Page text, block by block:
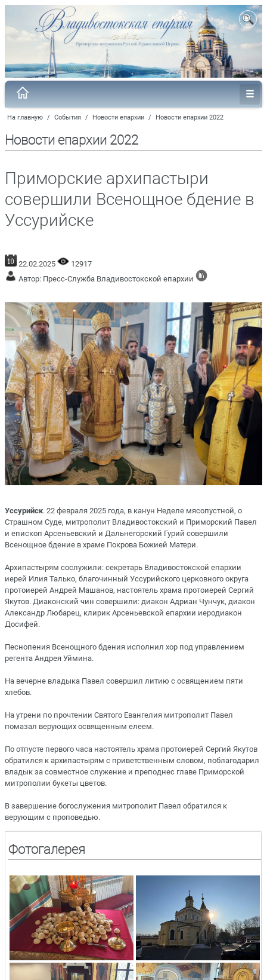
На главную / События / Новости епархии / Новости епархии 2022
Новости епархии 2022
Приморские архипастыри
совершили Всенощное бдение в
Уссурийске
22.02.2025
12917
Автор: Пресс-Служба Владивостокской епархии
Уссурийск. 22 февраля 2025 года, в канун Неделе мясопустной, о
Страшном Суде, митрополит Владивостокский и Приморский Павел
и епископ Арсеньевский и Дальнегорский Гурий совершили
Всенощное бдение в храме Покрова Божией Матери.
Архипастырям сослужили: секретарь Владивостокской епархии
иерей Илия Талько, благочинный Уссурийского церковного округа
протоиерей Андрей Машанов, настоятель храма протоиерей Сергий
Якутов. Диаконский чин совершили: диакон Адриан Чунчук, диакон
Александр Любарец, клирик Арсеньевской епархии иеродиакон
Досифей.
Песнопения Всенощного бдения исполнил хор под управлением
регента Андрея Уймина.
На вечерне владыка Павел совершил литию с освящением пяти
хлебов.
На утрени по прочтении Святого Евангелия митрополит Павел
помазал верующих освященным елеем.
По отпусте первого часа настоятель храма протоиерей Сергий Якутов
обратился к архипастырям с приветственным словом, поблагодарил
владык за совместное служение и преподнес главе Приморской
митрополии букеты цветов.
В завершение богослужения митрополит Павел обратился к
верующим с проповедью.
Фотогалерея